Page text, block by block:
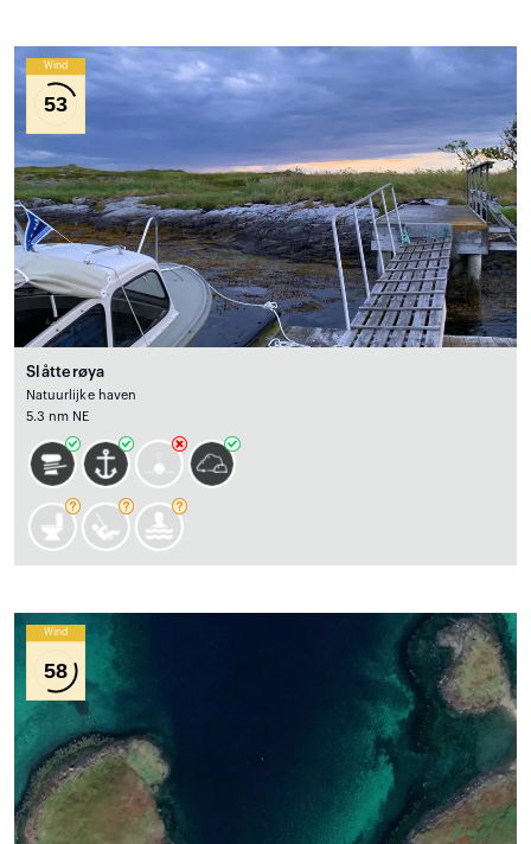
Wind
53
Slåtterøya
Natuurlijke haven
5.3 nm NE
Wind
58